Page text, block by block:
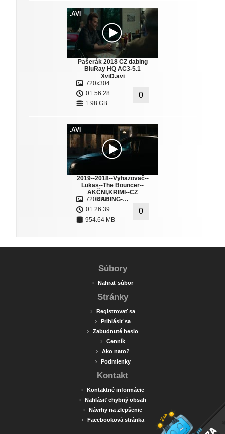
.AVI
Pašerák 2018 CZ dabing
BluRay HQ AC3-5.1
XviD.avi
720x304
01:56:28
1.98 GB
0
.AVI
2019--2018--Vyhazovač--
Lukas--The Bouncer--
AKČNI,KRIMI--CZ
DABING-…
720x386
01:26:39
954.64 MB
0
Súbory
› Nahrať súbor
Stránky
› Registrovať sa
› Prihlásiť sa
› Zabudnuté heslo
› Cenník
› Ako nato?
› Podmienky
Kontakt
› Kontaktné informácie
› Nahlásiť chybný obsah
› Návrhy na zlepšenie
› Facebooková stránka